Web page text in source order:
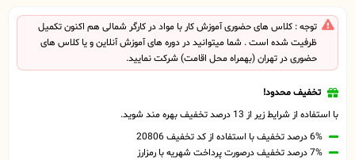
توجه : کلاس های حضوری آموزش کار با مواد در کارگر شمالی هم اکنون تکمیل
ظرفیت شده است . شما میتوانید در دوره های آموزش آنلاین و یا کلاس های
حضوری در تهران (بهمراه محل اقامت) شرکت نمایید.
تخفیف محدود!
با استفاده از شرایط زیر از 13 درصد تخفیف بهره مند شوید.
6% درصد تخفیف با استفاده از کد تخفیف 20806
7% درصد تخفیف درصورت پرداخت شهریه با رمزارز